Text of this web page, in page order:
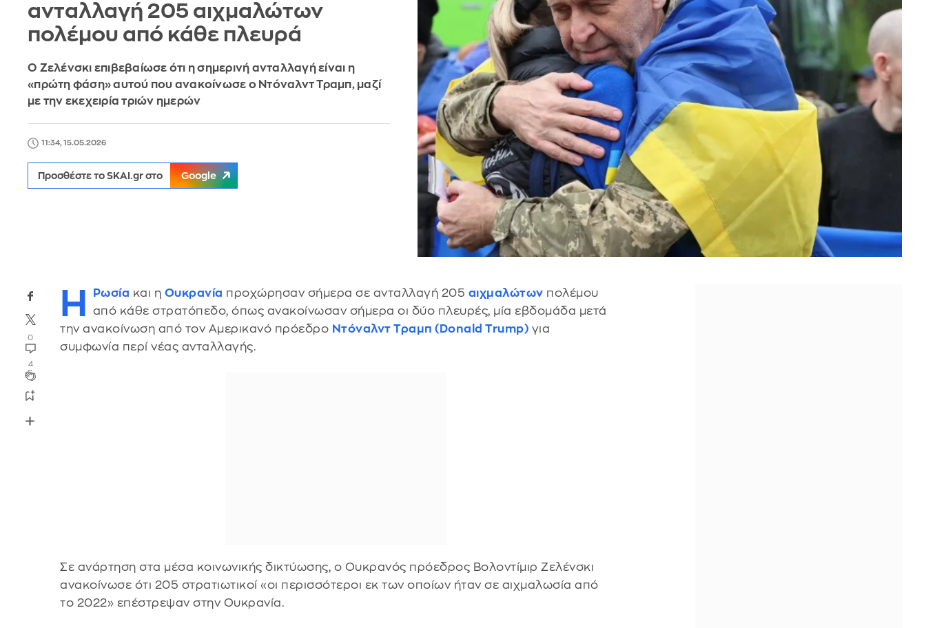
ανταλλαγή 205 αιχμαλώτων
πολέμου από κάθε πλευρά
Ο Ζελένσκι επιβεβαίωσε ότι η σημερινή ανταλλαγή είναι η
«πρώτη φάση» αυτού που ανακοίνωσε ο Ντόναλντ Τραμπ, μαζί
με την εκεχειρία τριών ημερών
11:34, 15.05.2026
Προσθέστε το SKAI.gr στο Google
0
4
Η Ρωσία και η Ουκρανία προχώρησαν σήμερα σε ανταλλαγή 205 αιχμαλώτων πολέμου
από κάθε στρατόπεδο, όπως ανακοίνωσαν σήμερα οι δύο πλευρές, μία εβδομάδα μετά
την ανακοίνωση από τον Αμερικανό πρόεδρο Ντόναλντ Τραμπ (Donald Trump) για
συμφωνία περί νέας ανταλλαγής.
Σε ανάρτηση στα μέσα κοινωνικής δικτύωσης, ο Ουκρανός πρόεδρος Βολοντίμιρ Ζελένσκι
ανακοίνωσε ότι 205 στρατιωτικοί «οι περισσότεροι εκ των οποίων ήταν σε αιχμαλωσία από
το 2022» επέστρεψαν στην Ουκρανία.